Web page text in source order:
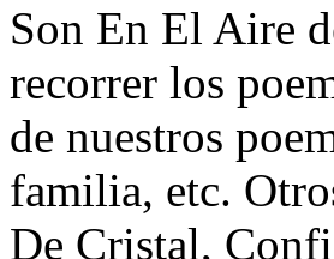
Son En El Aire
recorrer los
de nuestros
familia, etc.
De Cristal,